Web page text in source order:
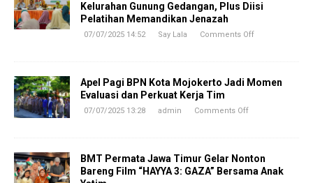
Kelurahan Gunung Gedangan, Plus Diisi
Pelatihan Memandikan Jenazah
07/07/2025 14:52 Say Lala Comments Off
Apel Pagi BPN Kota Mojokerto Jadi Momen
Evaluasi dan Perkuat Kerja Tim
07/07/2025 13:28 admin Comments Off
BMT Permata Jawa Timur Gelar Nonton
Bareng Film “HAYYA 3: GAZA” Bersama Anak